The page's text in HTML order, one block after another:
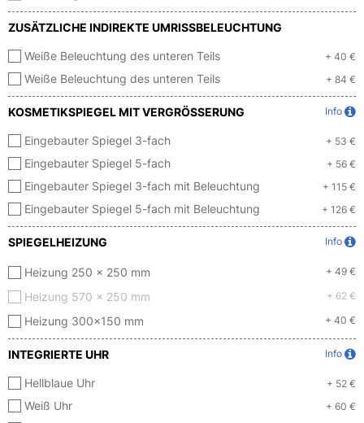
ZUSÄTZLICHE INDIREKTE UMRISSBELEUCHTUNG
Weiße Beleuchtung des unteren Teils + 40 €
Weiße Beleuchtung des unteren Teils + 84 €
KOSMETIKSPIEGEL MIT VERGRÖSSERUNG Info
Eingebauter Spiegel 3-fach + 53 €
Eingebauter Spiegel 5-fach + 56 €
Eingebauter Spiegel 3-fach mit Beleuchtung + 115 €
Eingebauter Spiegel 5-fach mit Beleuchtung + 126 €
SPIEGELHEIZUNG Info
Heizung 250 x 250 mm + 49 €
Heizung 570 x 250 mm + 62 €
Heizung 300x150 mm + 40 €
INTEGRIERTE UHR Info
Hellblaue Uhr + 52 €
Weiß Uhr + 60 €